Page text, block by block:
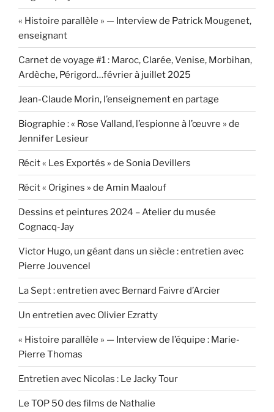
« Histoire parallèle » — Interview de Patrick Mougenet,
enseignant
Carnet de voyage #1 : Maroc, Clarée, Venise, Morbihan,
Ardèche, Périgord…février à juillet 2025
Jean-Claude Morin, l’enseignement en partage
Biographie : « Rose Valland, l’espionne à l’œuvre » de
Jennifer Lesieur
Récit « Les Exportés » de Sonia Devillers
Récit « Origines » de Amin Maalouf
Dessins et peintures 2024 – Atelier du musée
Cognacq-Jay
Victor Hugo, un géant dans un siècle : entretien avec
Pierre Jouvencel
La Sept : entretien avec Bernard Faivre d’Arcier
Un entretien avec Olivier Ezratty
« Histoire parallèle » — Interview de l’équipe : Marie-
Pierre Thomas
Entretien avec Nicolas : Le Jacky Tour
Le TOP 50 des films de Nathalie